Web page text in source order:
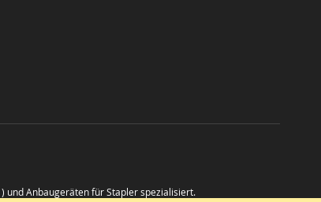
) und Anbaugeräten für Stapler spezialisiert.